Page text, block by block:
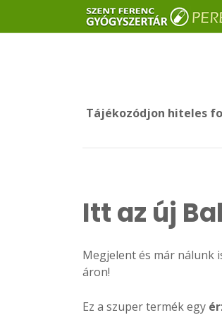
Tájékozódjon hiteles
Itt az új
Megjelent és már nálunk
áron!
Ez a szuper termék egy